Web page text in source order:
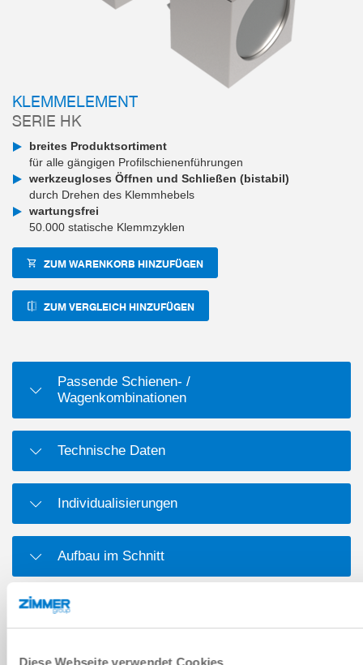
Diese Webseite verwendet Cookies
KLEMMELEMENT
SERIE HK
breites Produktsortiment
für alle gängigen Profilschienenführungen
werkzeugloses Öffnen und Schließen (bistabil)
durch Drehen des Klemmhebels
wartungsfrei
50.000 statische Klemmzyklen
ZUM WARENKORB HINZUFÜGEN
ZUM VERGLEICH HINZUFÜGEN
Passende Schienen- /
Wagenkombinationen
Technische Daten
Individualisierungen
Aufbau im Schnitt
Maßzeichnung